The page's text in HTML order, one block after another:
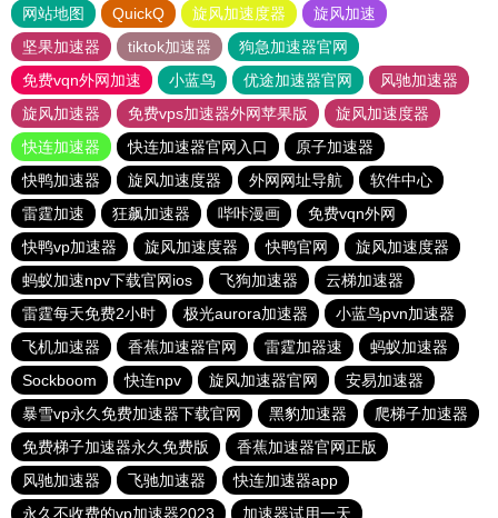
网站地图 QuickQ 旋风加速度器
旋风加速
坚果加速器
tiktok加速器
狗急加速器官网
免费vqn外网加速
小蓝鸟 优途加速器官网
风驰加速器
旋风加速器
免费vps加速器外网苹果版
旋风加速度器
快连加速器
快连加速器官网入口
原子加速器
快鸭加速器
旋风加速度器 外网网址导航
软件中心
雷霆加速
狂飙加速器 哔咔漫画
免费vqn外网
快鸭vp加速器
旋风加速度器 快鸭官网
旋风加速度器
蚂蚁加速npv下载官网ios
飞狗加速器
云梯加速器
雷霆每天免费2小时
极光aurora加速器
小蓝鸟pvn加速器
飞机加速器
香蕉加速器官网 雷霆加器速
蚂蚁加速器
Sockboom
快连npv 旋风加速器官网
安易加速器
暴雪vp永久免费加速器下载官网
黑豹加速器
爬梯子加速器
免费梯子加速器永久免费版
香蕉加速器官网正版
风驰加速器
飞驰加速器
快连加速器app
永久不收费的vp加速器2023
加速器试用一天